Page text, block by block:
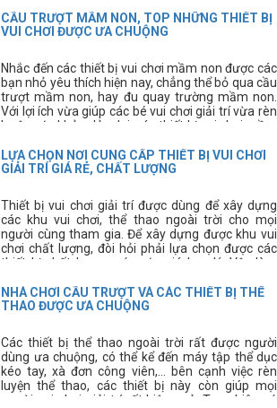
hình thức tập thể dục thông thường thì giờ đây
mọi người còn có thể sử dụng thêm những dụng
khỏe. Dụng cụ thể thao ngoài trời là lĩnh vực mà
Thiên Trường Sport luôn luôn chú trọng hàng
đầu. vì vậy, dụng cụ thể thao ngoài trời là lĩnh vực
mà Thiên Trường Sport luôn luôn chú trọng hàng
đầu, nhằm mang đến cho quý khách hàng những
CẦU TRƯỢT MẦM NON, TOP NHỮNG THIẾT BỊ
VUI CHƠI ĐƯỢC ƯA CHUỘNG
Nhắc đến các thiết bị vui chơi mầm non được các
bạn nhỏ yêu thích hiện nay, chẳng thể bỏ qua cầu
trượt mầm non, hay đu quay trường mầm non.
Với lợi ích vừa giúp các bé vui chơi giải trí vừa rèn
luyện sức khỏe dẻo dai, các thiết bị vui chơi mầm
tâm.
LỰA CHỌN NƠI CUNG CẤP THIẾT BỊ VUI CHƠI
GIẢI TRÍ GIÁ RẺ, CHẤT LƯỢNG
Thiết bị vui chơi giải trí được dùng để xây dựng
các khu vui chơi, thể thao ngoài trời cho mọi
người cùng tham gia. Để xây dựng được khu vui
chơi chất lượng, đòi hỏi phải lựa chọn được các
thiết bị chất lượng, có mức giá hợp lý. Vậy làm
thiết bị vui chơi chất lượng, giá rẻ đây?
NHÀ CHƠI CẦU TRƯỢT VÀ CÁC THIẾT BỊ THỂ
THAO ĐƯỢC ƯA CHUỘNG
Các thiết bị thể thao ngoài trời rất được người
dùng ưa chuộng, có thể kể đến máy tập thể dục
kéo tay, xà đơn công viên,... bên cạnh việc rèn
luyện thể thao, các thiết bị này còn giúp mọi
người vui chơi giải trí rất hiệu quả. Tuy nhiên có